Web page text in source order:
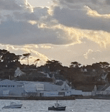
Exporter les lignes
Exporter toutes les
Exporter
Menu
<
>